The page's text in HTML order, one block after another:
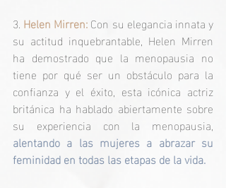
3. Helen Mirren: Con su elegancia innata y
su actitud inquebrantable, Helen Mirren
ha demostrado que la menopausia no
tiene por qué ser un obstáculo para la
confianza y el éxito, esta icónica actriz
británica ha hablado abiertamente sobre
alentando a las mujeres a abrazar su
feminidad en todas las etapas de la vida.